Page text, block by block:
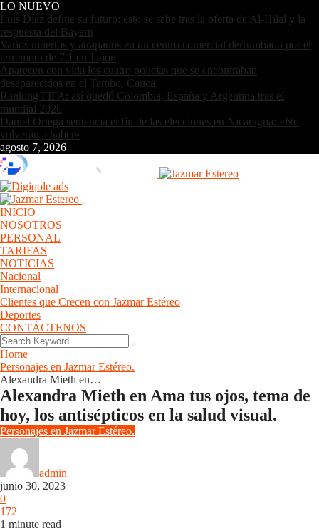
LO NUEVO
Luis Díaz define su futuro: esto se sabe tras la oferta de Al-Hilal y la
respuesta del Bayern
Varios muertos y atrapados en un centro comercial derrumbado por el
terremoto de 7.1 en Japón
Aparecen con vida los cuatro policías que se encontraban
desaparecidos en el Tambo, Cauca
Ranking FIFA: así quedó Colombia, España y Argentina tras el
mundial 2026
Daniel Ortega sentencia el fin de las elecciones en Nicaragua: «No
volverán a haber»
agosto 7, 2026
INICIO
NOSOTROS
PERSONAL
TARIFAS
NOTICIAS
Nacional
Internacional
Clientes que Crecen con Jazmar Estéreo
Deportes
CONTÁCTENOS
Home
Personajes en Jazmar Estéreo.
Alexandra Mieth en…
Alexandra Mieth en Ama tus ojos, tema de
hoy, los antisépticos en la salud visual.
Personajes en Jazmar Estéreo.
admin
junio 30, 2023
0
172
1 minute read